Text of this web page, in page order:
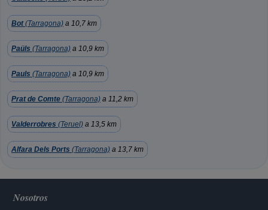
Bot(Tarragona) a 10,7 km
Paüls (Tarragona) a 10,9 km
Pauls (Tarragona) a 10,9 km
Prat de Comte (Tarragona) a 11,2 km
Valderrobres (Teruel) a 13,5 km
Alfara Dels Ports (Tarragona) a 13,7 km
Nosotros